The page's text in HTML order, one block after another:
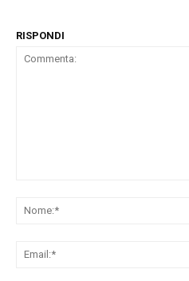
RISPONDI